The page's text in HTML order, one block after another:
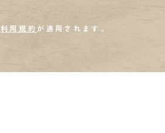
利用規約 が適用されます。